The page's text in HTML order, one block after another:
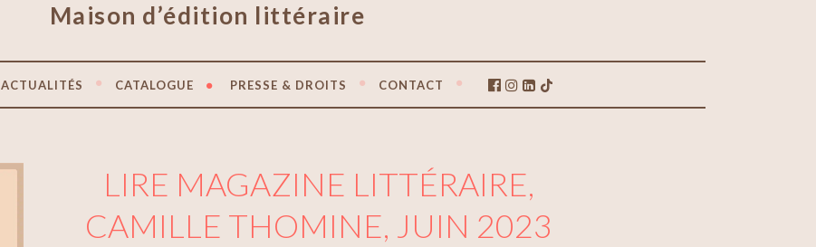
Maison d’édition littéraire
ACTUALITÉS CATALOGUE PRESSE & DROITS CONTACT
LIRE MAGAZINE LITTÉRAIRE,
CAMILLE THOMINE, JUIN 2023